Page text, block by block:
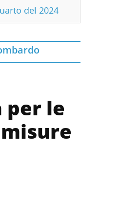
del 2024
per le